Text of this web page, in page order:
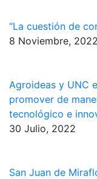
“La cuestión de
8 Noviembre, 2022
Agroideas y UNC
promover de
tecnológico e
30 Julio, 2022
San Juan de